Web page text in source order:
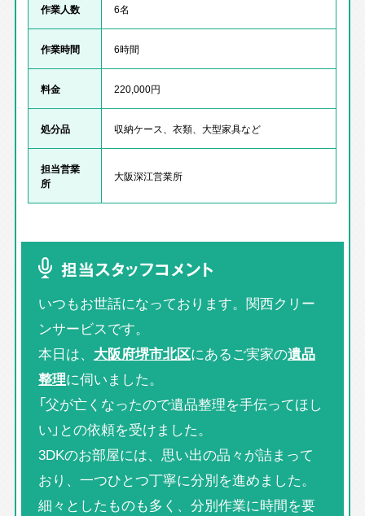
作業人数 6名
作業時間 6時間
料金 220,000円
処分品 収納ケース、衣類、大型家具など
担当営業
所
大阪深江営業所
担当スタッフコメント
いつもお世話になっております。関西クリー
ンサービスです。
本日は、 大阪府堺市北区にあるご実家の遺品
整理に伺いました。
「父が亡くなったので遺品整理を手伝ってほし
い」との依頼を受けました。
3DKのお部屋には、思い出の品々が詰まって
おり、一つひとつ丁寧に分別を進めました。
細々としたものも多く、分別作業に時間を要